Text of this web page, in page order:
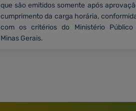
que são emitidos somente após
cumprimento da carga horária,
com os critérios do Ministério Público
Minas Gerais.